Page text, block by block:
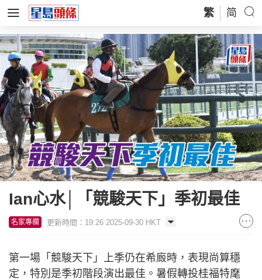
繁 简
Ian心水│「競駿天下」季初最佳
名家專欄 更新時間：19:26 2025-09-30 HKT
第一場「競駿天下」上季仍在希廄時，表現尚算穩
定，特別是季初階段演出最佳。暑假轉投桂福特麾